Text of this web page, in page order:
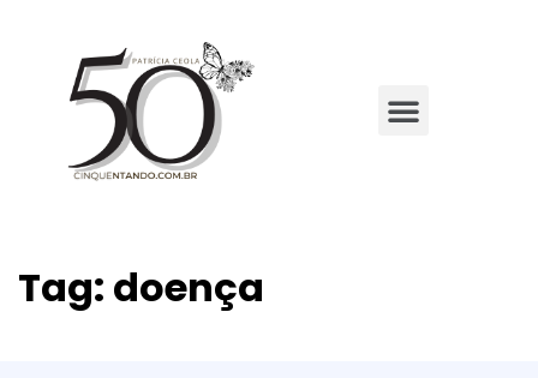
Tag: doença